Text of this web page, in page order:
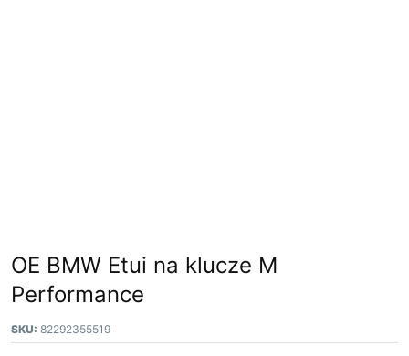
OE BMW Etui na klucze M
Performance
SKU: 82292355519